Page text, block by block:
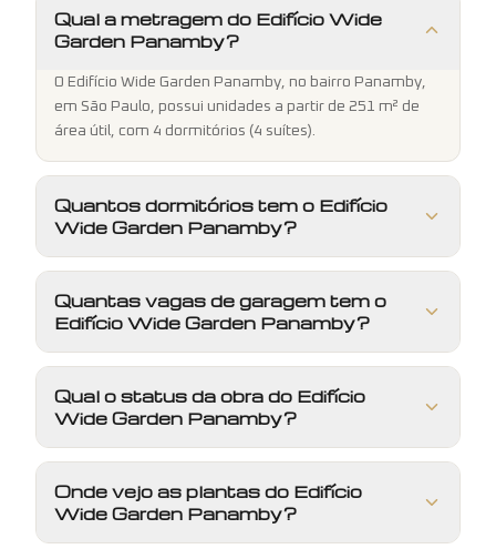
Qual a metragem do Edifício Wide
Garden Panamby?
O Edifício Wide Garden Panamby, no bairro Panamby,
em São Paulo, possui unidades a partir de 251 m² de
área útil, com 4 dormitórios (4 suítes).
Quantos dormitórios tem o Edifício
Wide Garden Panamby?
Quantas vagas de garagem tem o
Edifício Wide Garden Panamby?
Qual o status da obra do Edifício
Wide Garden Panamby?
Onde vejo as plantas do Edifício
Wide Garden Panamby?